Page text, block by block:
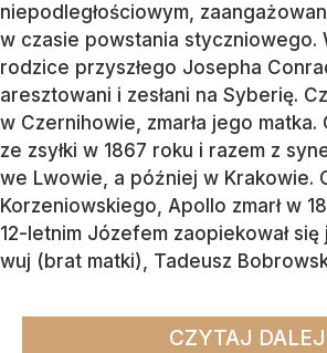
niepodległościowym,
w czasie powstania styczniowego.
rodzice przyszłego Josepha
aresztowani i zesłani na Syberię.
w Czernihowie, zmarła jego matka.
ze zsyłki w 1867 roku i razem z
we Lwowie, a później w Krakowie.
Korzeniowskiego, Apollo zmarł w
12-letnim Józefem zaopiekował
wuj (brat matki), Tadeusz
CZYTAJ DALEJ